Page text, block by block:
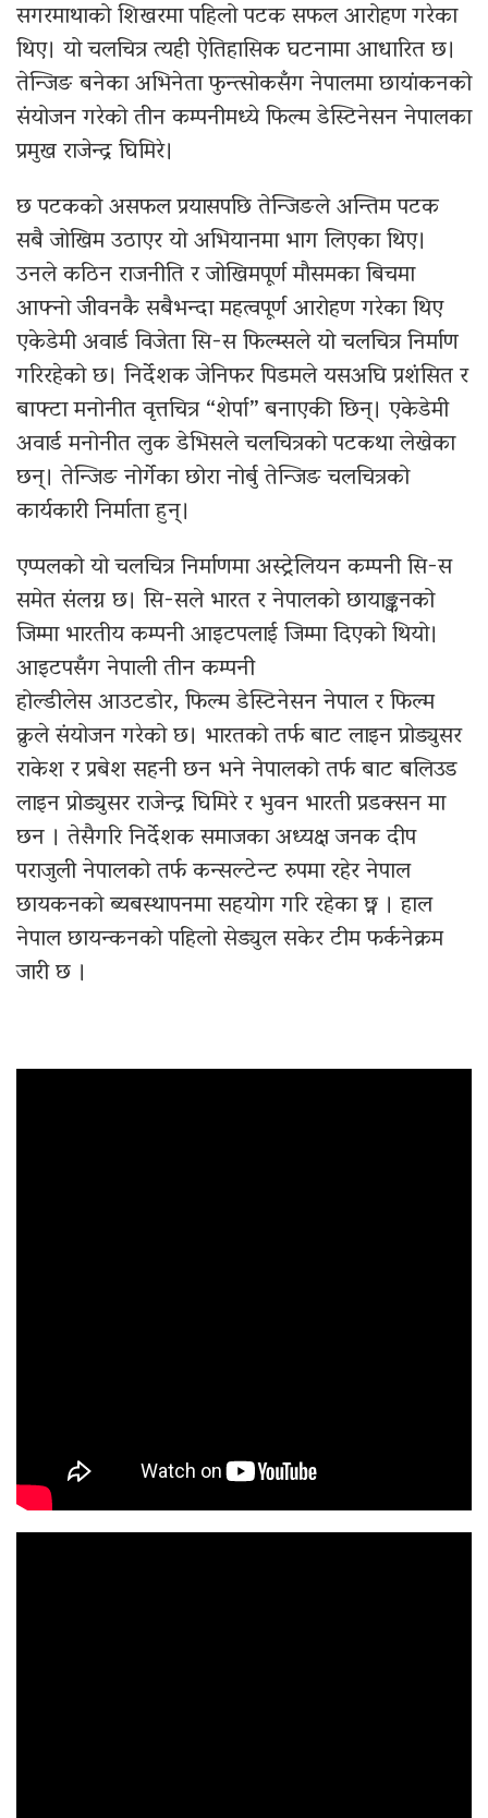
सगरमाथाको शिखरमा पहिलो पटक सफल आरोहण गरेका
थिए। यो चलचित्र त्यही ऐतिहासिक घटनामा आधारित छ।
तेन्जिङ बनेका अभिनेता फुन्त्सोकसँग नेपालमा छायांकनको
संयोजन गरेको तीन कम्पनीमध्ये फिल्म डेस्टिनेसन नेपालका
प्रमुख राजेन्द्र घिमिरे।
छ पटकको असफल प्रयासपछि तेन्जिङले अन्तिम पटक
सबै जोखिम उठाएर यो अभियानमा भाग लिएका थिए।
उनले कठिन राजनीति र जोखिमपूर्ण मौसमका बिचमा
आफ्नो जीवनकै सबैभन्दा महत्वपूर्ण आरोहण गरेका थिए
एकेडेमी अवार्ड विजेता सि-स फिल्म्सले यो चलचित्र निर्माण
गरिरहेको छ। निर्देशक जेनिफर पिडमले यसअघि प्रशंसित र
बाफ्टा मनोनीत वृत्तचित्र “शेर्पा” बनाएकी छिन्। एकेडेमी
अवार्ड मनोनीत लुक डेभिसले चलचित्रको पटकथा लेखेका
छन्। तेन्जिङ नोर्गेका छोरा नोर्बु तेन्जिङ चलचित्रको
कार्यकारी निर्माता हुन्।
एप्पलको यो चलचित्र निर्माणमा अस्ट्रेलियन कम्पनी सि-स
समेत संलग्न छ। सि-सले भारत र नेपालको छायाङ्कनको
जिम्मा भारतीय कम्पनी आइटपलाई जिम्मा दिएको थियो।
आइटपसँग नेपाली तीन कम्पनी
होल्डीलेस आउटडोर, फिल्म डेस्टिनेसन नेपाल र फिल्म
क्रुले संयोजन गरेको छ। भारतको तर्फ बाट लाइन प्रोड्युसर
राकेश र प्रबेश सहनी छन भने नेपालको तर्फ बाट बलिउड
लाइन प्रोड्युसर राजेन्द्र घिमिरे र भुवन भारती प्रडक्सन मा
छन । तेसैगरि निर्देशक समाजका अध्यक्ष जनक दीप
पराजुली नेपालको तर्फ कन्सल्टेन्ट रुपमा रहेर नेपाल
छायकनको ब्यबस्थापनमा सहयोग गरि रहेका छ्न । हाल
नेपाल छायन्कनको पहिलो सेड्युल सकेर टीम फर्कनेक्रम
जारी छ ।